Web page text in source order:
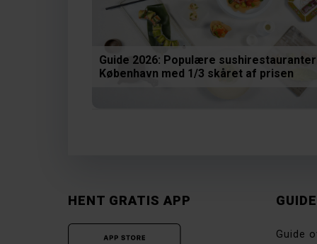
Guide 2026: Populære
København med 1/3 skåret af prisen
HENT GRATIS APP
Guide